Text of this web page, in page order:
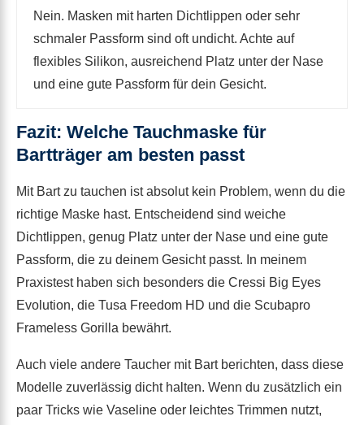
Nein. Masken mit harten Dichtlippen oder sehr
schmaler Passform sind oft undicht. Achte auf
flexibles Silikon, ausreichend Platz unter der Nase
und eine gute Passform für dein Gesicht.
Fazit: Welche Tauchmaske für
Bartträger am besten passt
Mit Bart zu tauchen ist absolut kein Problem, wenn du die
richtige Maske hast. Entscheidend sind weiche
Dichtlippen, genug Platz unter der Nase und eine gute
Passform, die zu deinem Gesicht passt. In meinem
Praxistest haben sich besonders die Cressi Big Eyes
Evolution, die Tusa Freedom HD und die Scubapro
Frameless Gorilla bewährt.
Auch viele andere Taucher mit Bart berichten, dass diese
Modelle zuverlässig dicht halten. Wenn du zusätzlich ein
paar Tricks wie Vaseline oder leichtes Trimmen nutzt,